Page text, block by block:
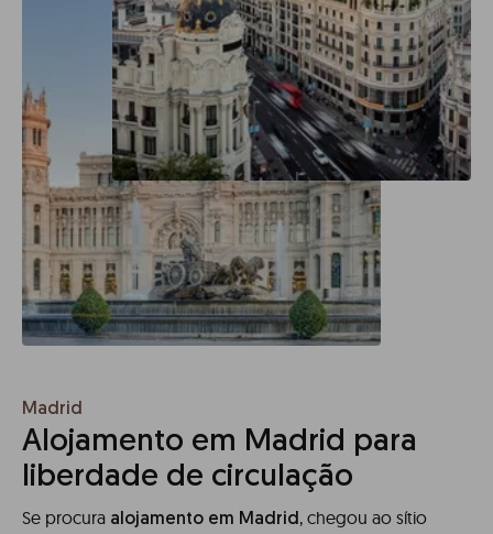
Madrid
Alojamento em Madrid para
liberdade de circulação
Se procura alojamento em Madrid , chegou ao sítio